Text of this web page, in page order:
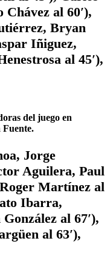
al 60′),
Bryan
Iñiguez,
al 45′),
del juego en
Fuente.
Jorge
Aguilera, Paul
Martínez al
Ibarra,
al 67′),
al 63′),